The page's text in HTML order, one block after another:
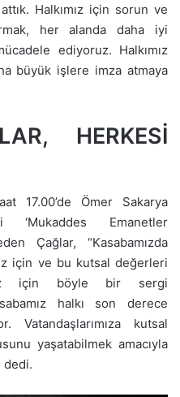
Halkımız için sorun ve
her alanda daha iyi
ediyoruz. Halkımız
büyük işlere imza atmaya
HERKESİ
17.00’de Ömer Sakarya
‘Mukaddes Emanetler
Çağlar, “Kasabamızda
için ve bu kutsal değerleri
için böyle bir sergi
halkı son derece
kutsal
yaşatabilmek amacıyla
dedi.